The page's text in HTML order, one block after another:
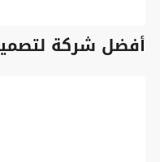
أفضل شركة